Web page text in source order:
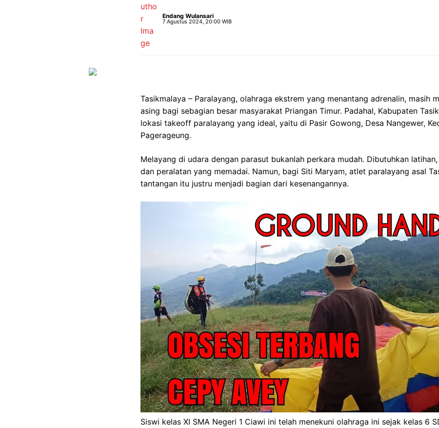
Endang Wulansari
7 Agustus 2024, 20:00 WIB
Tasikmalaya – Paralayang, olahraga ekstrem yang menantang adrenalin, masih
asing bagi sebagian besar masyarakat Priangan Timur. Padahal, Kabupaten
lokasi takeoff paralayang yang ideal, yaitu di Pasir Gowong, Desa Nangewer,
Pagerageung.
Melayang di udara dengan parasut bukanlah perkara mudah. Dibutuhkan
dan peralatan yang memadai. Namun, bagi Siti Maryam, atlet paralayang asal
tantangan itu justru menjadi bagian dari kesenangannya.
Siswi kelas XI SMA Negeri 1 Ciawi ini telah menekuni olahraga ini sejak kelas 6